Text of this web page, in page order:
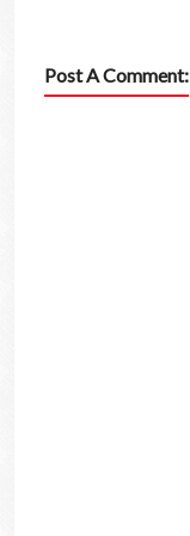
Post A Comment: